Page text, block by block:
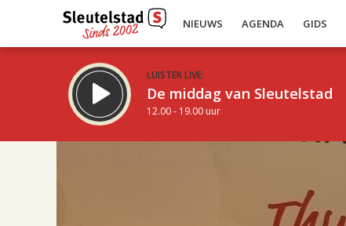
NIEUWS AGENDA GIDS
LUISTER LIVE:
De middag van Sleutelstad
12.00 - 19.00 uur